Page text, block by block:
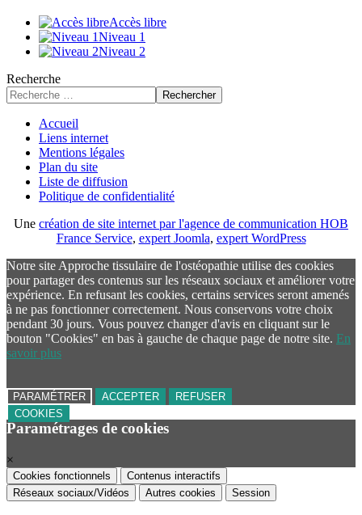
Accès libre
Niveau 1
Niveau 2
Recherche
Rechercher
Accueil
Liens internet
Mentions légales
Plan du site
Liste de diffusion
Politique de confidentialité
Une création de site internet par l'agence de communication HOB
France Service, expert Joomla, expert WordPress
Notre site Approche tissulaire de l'ostéopathie utilise des cookies
pour partager des contenus sur les réseaux sociaux et améliorer votre
expérience. En refusant les cookies, certains services seront amenés
à ne pas fonctionner correctement. Nous conservons votre choix
pendant 30 jours. Vous pouvez changer d'avis en cliquant sur le
bouton "Cookies" en bas à gauche de chaque page de notre site. En
savoir plus
PARAMÉTRER ACCEPTER
REFUSER
COOKIES
Paramétrages de cookies
×
Cookies fonctionnels
Contenus interactifs
Réseaux sociaux/Vidéos
Autres cookies Session